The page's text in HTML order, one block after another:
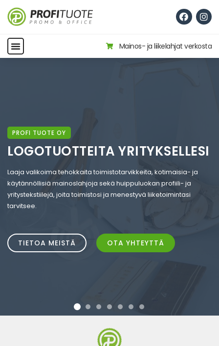
Mainos- ja liikelahjat verkosta
PROFI TUOTE OY
LOGOTUOTTEITA YRITYKSELLESI
Laaja valikoima tehokkaita toimistotarvikkeita, kotimaisia- ja
käytännöllisiä mainoslahjoja sekä huippuluokan profiili- ja
yritystekstiilejä, joita toimistosi ja menestyvä liiketoimintasi
tarvitsee.
TIETOA MEISTÄ OTA YHTEYTTÄ